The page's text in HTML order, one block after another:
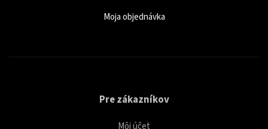
Moja objednávka
Pre zákazníkov
Môj účet